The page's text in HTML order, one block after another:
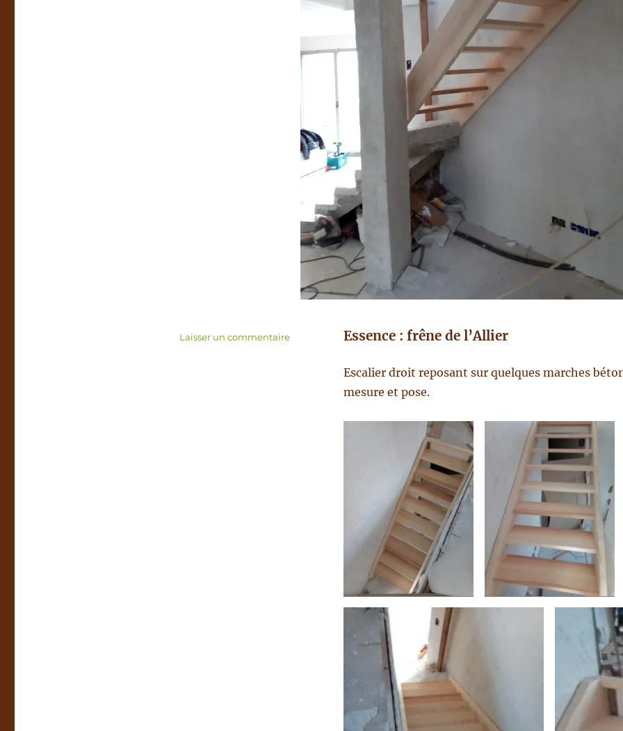
Essence : frêne de l’Allier
Escalier droit reposant sur quelques marches
mesure et pose.
Laisser un commentairesur